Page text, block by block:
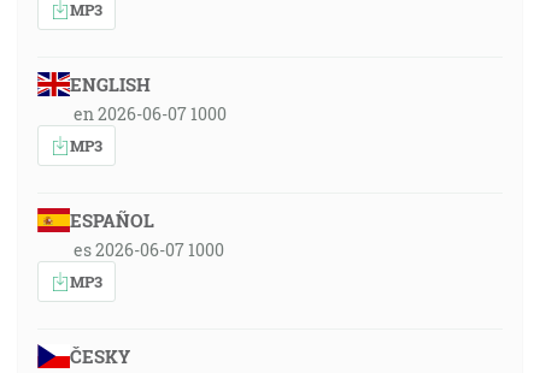
MP3
ENGLISH
en 2026-06-07 1000
MP3
ESPAÑOL
es 2026-06-07 1000
MP3
ČESKY